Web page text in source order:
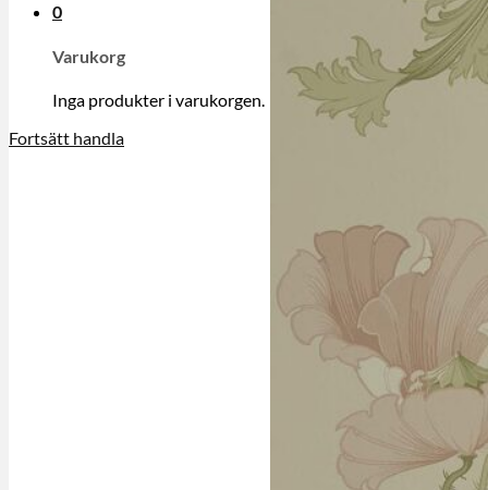
0
Varukorg
Inga produkter i varukorgen.
Fortsätt handla